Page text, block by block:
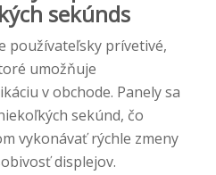
sekúnds
používateľsky prívetivé,
umožňuje
v obchode. Panely sa
sekúnd, čo
vykonávať rýchle zmeny
displejov.